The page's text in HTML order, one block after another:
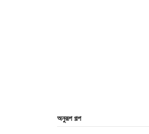
অনুরূপ গল্প